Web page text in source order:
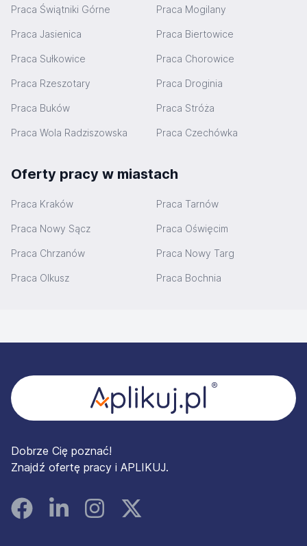
Praca Świątniki Górne Praca Mogilany
Praca Jasienica Praca Biertowice
Praca Sułkowice Praca Chorowice
Praca Rzeszotary Praca Droginia
Praca Buków Praca Stróża
Praca Wola Radziszowska Praca Czechówka
Oferty pracy w miastach
Praca Kraków Praca Tarnów
Praca Nowy Sącz Praca Oświęcim
Praca Chrzanów Praca Nowy Targ
Praca Olkusz Praca Bochnia
Dobrze Cię poznać!
Znajdź ofertę pracy i APLIKUJ.
FacebookLinked InInstagramInstagram